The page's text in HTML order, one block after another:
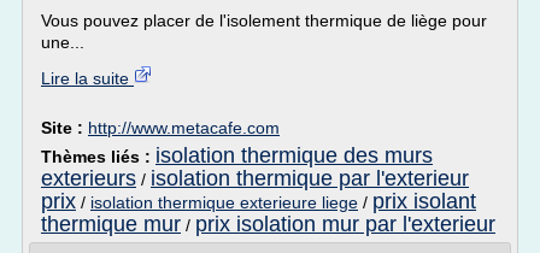
Vous pouvez placer de l'isolement thermique de liège pour
une...
Lire la suite
Site : http://www.metacafe.com
Thèmes liés : isolation thermique des murs
exterieurs / isolation thermique par l'exterieur
prix / isolation thermique exterieure liege / prix isolant
thermique mur / prix isolation mur par l'exterieur